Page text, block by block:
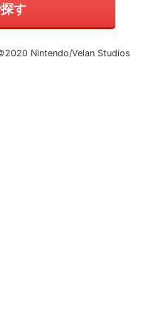
す
Nintendo/Velan Studios